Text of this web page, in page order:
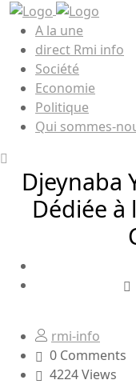
A la une
direct Rmi info
Société
Economie
Politique
Qui sommes-
Djeynaba
Dédiée à
rmi-info
0 Comments
4224 Views